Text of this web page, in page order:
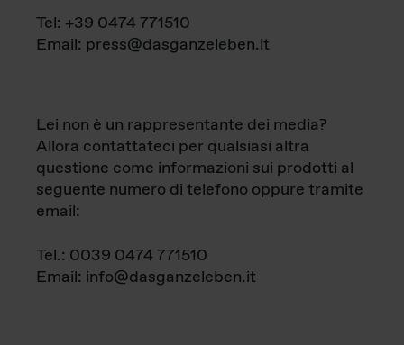
Tel: +39 0474 771510
Email: press@dasganzeleben.it
Lei non è un rappresentante dei media?
Allora contattateci per qualsiasi altra
questione come informazioni sui prodotti al
seguente numero di telefono oppure tramite
email:
Tel.: 0039 0474 771510
Email: info@dasganzeleben.it